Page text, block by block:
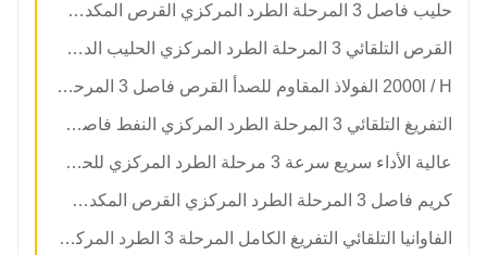
حليب فاصل 3 المرحلة الطرد المركزي القرص المكدس حليب منزوع الدسم أجهزة الطرد المركزي
القرص التلقائي 3 المرحلة الطرد المركزي الحليب الدسم فاصل الطرد المركزي فاصل الحليب
2000l / H الفولاذ المقاوم للصدأ القرص فاصل 3 المرحلة الطرد المركزي لمصفاة النفط
التفريغ التلقائي 3 المرحلة الطرد المركزي النفط فاصل المياه القرص أجهزة الطرد المركزي
عالية الأداء سريع سرعة 3 مرحلة الطرد المركزي للحصول على زيت جوز الهند
كريم فاصل 3 المرحلة الطرد المركزي القرص المكدس الحليب الدهون الطرد المركزي
الفاوانيا التلقائي التفريغ الكامل المرحلة 3 الطرد المركزي وقود النفط فاصل